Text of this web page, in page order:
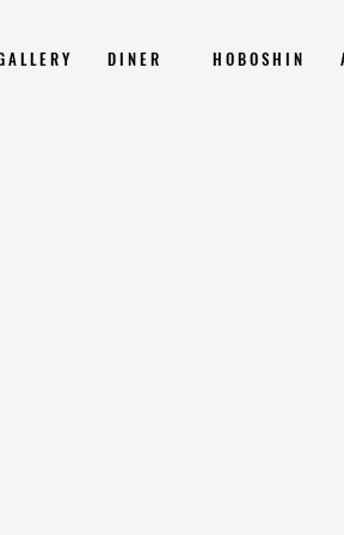
A L L E R Y D I N E R H O B O S H I N